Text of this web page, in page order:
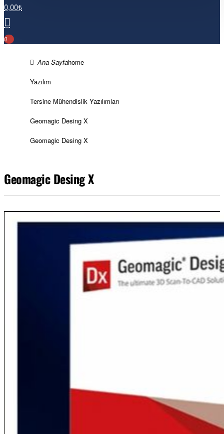
0,00₺
0
home
Yazılım
Tersine Mühendislik Yazılımları
Geomagic Desing X
Geomagic Desing X
Geomagic Desing X